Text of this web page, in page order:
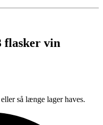
flasker vin
så længe lager haves.